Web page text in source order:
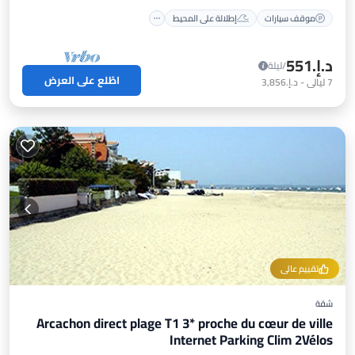
موقف سيارات إطلالة على المحيط
د.إ.‏551
/ليلة
7ليالي- د.إ.‏3,856 اطّلع على العرض
تقييم عالي
شقة
Arcachon direct plage T1 3* proche du cœur de ville
Internet Parking Clim 2Vélos